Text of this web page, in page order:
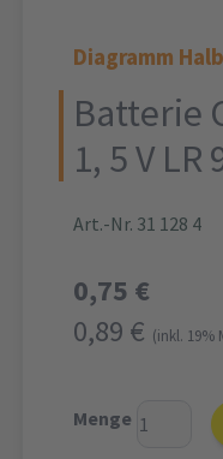
Diagramm
Batterie
1, 5 V LR
Art.-Nr. 31 128 4
0,75 €
0,89 € (inkl. 19%
Menge